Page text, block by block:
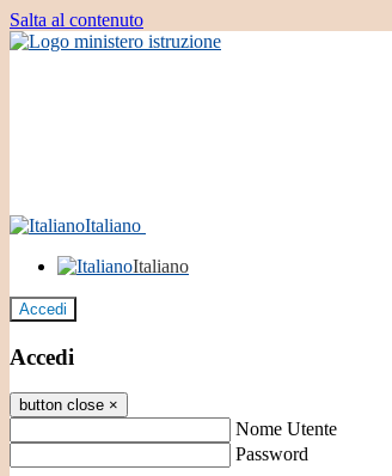
Salta al contenuto
Italiano
Italiano
Accedi
Accedi
button close ×
Nome Utente
Password